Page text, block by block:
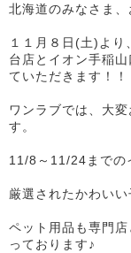
北海道のみなさま、
１１月８日(土)よ
台店とイオン手稲
ていただきます！！
ワンラブでは、大
す。
11/8～11/24までの
厳選されたかわいい
ペット用品も専門
っております♪